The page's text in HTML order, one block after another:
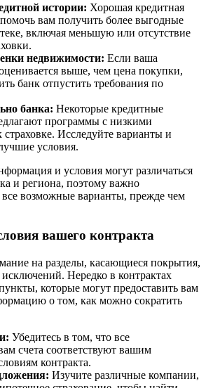
истории: Хорошая кредитная
вам получить более выгодные
включая меньшую или отсутствие
недвижимости: Если ваша
выше, чем цена покупки,
банк отпустить требования по
банка: Некоторые кредитные
программы с низкими
страховке. Исследуйте варианты и
условия.
и условия могут различаться
и региона, поэтому важно
все возможные варианты, прежде чем
вашего контракта
на разделы, касающиеся покрытия,
Нередко в контрактах
которые могут предоставить вам
о том, как можно сократить
Убедитесь в том, что все
счета соответствуют вашим
контракта.
Изучите различные компании,